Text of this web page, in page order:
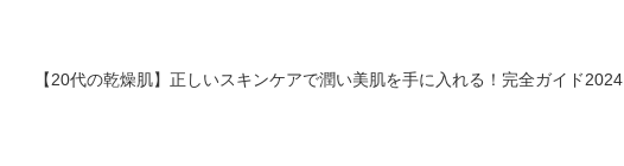
【20代の乾燥肌】正しいスキンケアで潤い美肌を手に入れる！完全ガイド2024